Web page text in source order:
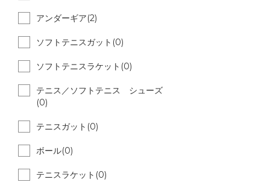
アンダーギア(2)
ソフトテニスガット(0)
ソフトテニスラケット(0)
テニス／ソフトテニス シューズ
(0)
テニスガット(0)
ボール(0)
テニスラケット(0)